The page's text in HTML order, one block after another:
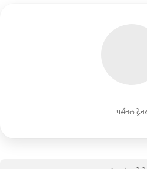
पर्सनल ट्रेनर